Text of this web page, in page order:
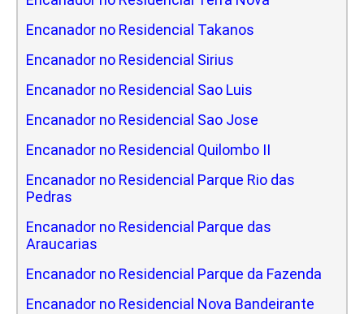
Encanador no Residencial Takanos
Encanador no Residencial Sirius
Encanador no Residencial Sao Luis
Encanador no Residencial Sao Jose
Encanador no Residencial Quilombo II
Encanador no Residencial Parque Rio das
Pedras
Encanador no Residencial Parque das
Araucarias
Encanador no Residencial Parque da Fazenda
Encanador no Residencial Nova Bandeirante